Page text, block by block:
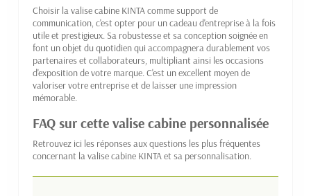
Choisir la valise cabine KINTA comme support de
communication, c'est opter pour un cadeau d'entreprise à la fois
utile et prestigieux. Sa robustesse et sa conception soignée en
font un objet du quotidien qui accompagnera durablement vos
partenaires et collaborateurs, multipliant ainsi les occasions
d'exposition de votre marque. C'est un excellent moyen de
valoriser votre entreprise et de laisser une impression
mémorable.
FAQ sur cette valise cabine personnalisée
Retrouvez ici les réponses aux questions les plus fréquentes
concernant la valise cabine KINTA et sa personnalisation.